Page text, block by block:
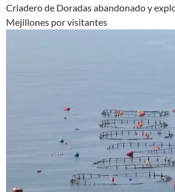
Criadero de Doradas abandonado y
Mejillones por visitantes